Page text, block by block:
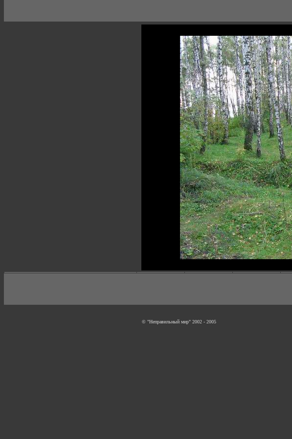
© "Неправильный мир" 2002 - 2005